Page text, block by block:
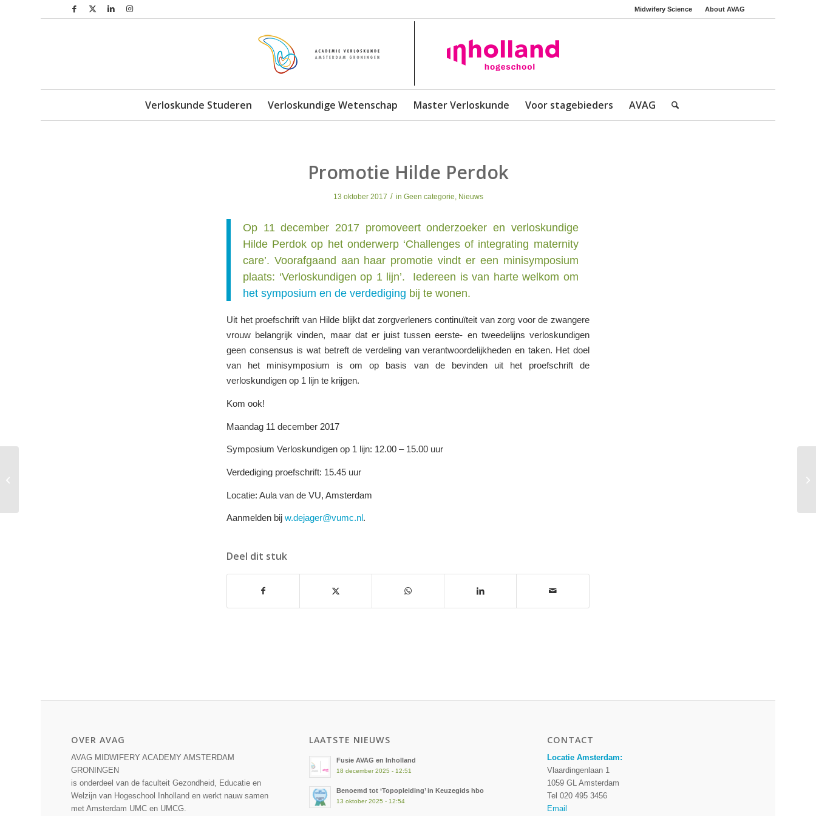
Midwifery Science About AVAG
Verloskunde Studeren Verloskundige Wetenschap Master Verloskunde Voor stagebieders AVAG
Promotie Hilde Perdok
13 oktober 2017 / in Geen categorie, Nieuws
Op 11 december 2017 promoveert onderzoeker en verloskundige
Hilde Perdok op het onderwerp ‘Challenges of integrating maternity
care’. Voorafgaand aan haar promotie vindt er een minisymposium
plaats: ‘Verloskundigen op 1 lijn’. Iedereen is van harte welkom om
het symposium en de verdediging bij te wonen.
Uit het proefschrift van Hilde blijkt dat zorgverleners continuïteit van zorg voor de zwangere
vrouw belangrijk vinden, maar dat er juist tussen eerste- en tweedelijns verloskundigen
geen consensus is wat betreft de verdeling van verantwoordelijkheden en taken. Het doel
van het minisymposium is om op basis van de bevinden uit het proefschrift de
verloskundigen op 1 lijn te krijgen.
Kom ook!
Maandag 11 december 2017
Symposium Verloskundigen op 1 lijn: 12.00 – 15.00 uur
Verdediging proefschrift: 15.45 uur
Locatie: Aula van de VU, Amsterdam
Aanmelden bij w.dejager@vumc.nl.
Deel dit stuk
OVER AVAG
AVAG MIDWIFERY ACADEMY AMSTERDAM
GRONINGEN
is onderdeel van de faculteit Gezondheid, Educatie en
Welzijn van Hogeschool Inholland en werkt nauw samen
met Amsterdam UMC en UMCG.
LAATSTE NIEUWS
Fusie AVAG en Inholland
18 december 2025 - 12:51
Benoemd tot ‘Topopleiding’ in Keuzegids hbo
13 oktober 2025 - 12:54
CONTACT
Locatie Amsterdam:
Vlaardingenlaan 1
1059 GL Amsterdam
Tel 020 495 3456
Email